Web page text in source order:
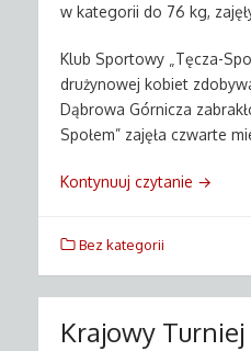
w kategorii do 76 kg,
Klub Sportowy „Tęcza-
drużynowej kobiet
Dąbrowa Górnicza
Społem” zajęła czwarte
Kontynuuj czytanie →
Bez kategorii
Krajowy Turniej